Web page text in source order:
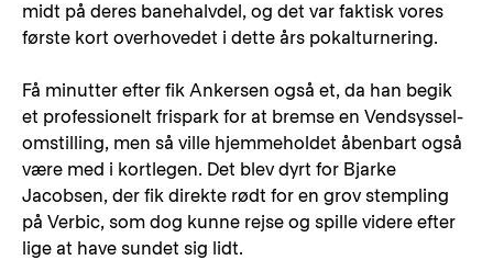
midt på deres banehalvdel, og det var faktisk vores
første kort overhovedet i dette års pokalturnering.
Få minutter efter fik Ankersen også et, da han begik
et professionelt frispark for at bremse en Vendsyssel-
omstilling, men så ville hjemmeholdet åbenbart også
være med i kortlegen. Det blev dyrt for Bjarke
Jacobsen, der fik direkte rødt for en grov stempling
på Verbic, som dog kunne rejse og spille videre efter
lige at have sundet sig lidt.